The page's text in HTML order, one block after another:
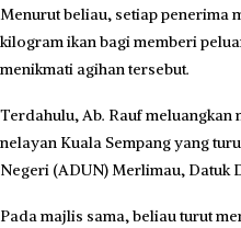
Menurut beliau, setiap penerima
kilogram ikan bagi memberi
menikmati agihan tersebut.
Terdahulu, Ab. Rauf meluangkan
nelayan Kuala Sempang yang
Negeri (ADUN) Merlimau, Datuk
Pada majlis sama, beliau turut